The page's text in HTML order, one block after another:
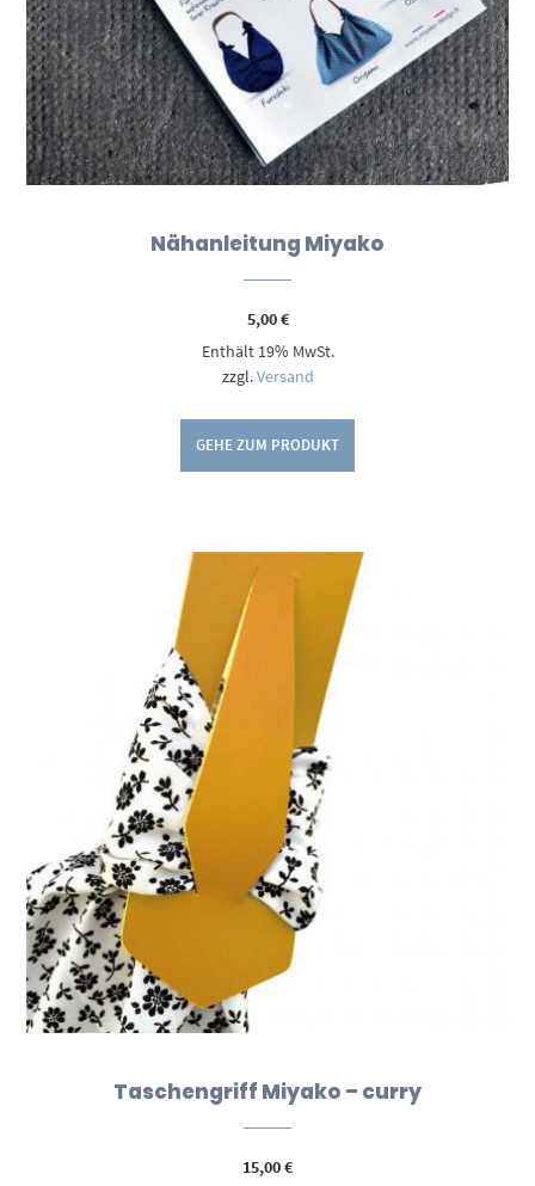
Nähanleitung Miyako
5,00€
Enthält 19% MwSt.
zzgl.Versand
GEHE ZUM PRODUKT
Taschengriff Miyako – curry
15,00€